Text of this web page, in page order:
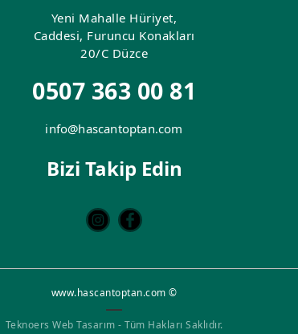
Yeni Mahalle Hüriyet,
Caddesi, Furuncu Konakları
20/C Düzce
0507 363 00 81
info@hascantoptan.com
Bizi Takip Edin
www.hascantoptan.com ©
Teknoers Web Tasarım - Tüm Hakları Saklıdır.